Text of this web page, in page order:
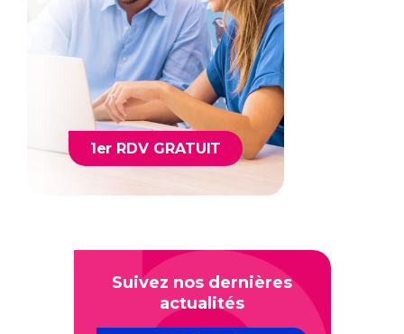
1er RDV GRATUIT
Suivez nos dernières
actualités